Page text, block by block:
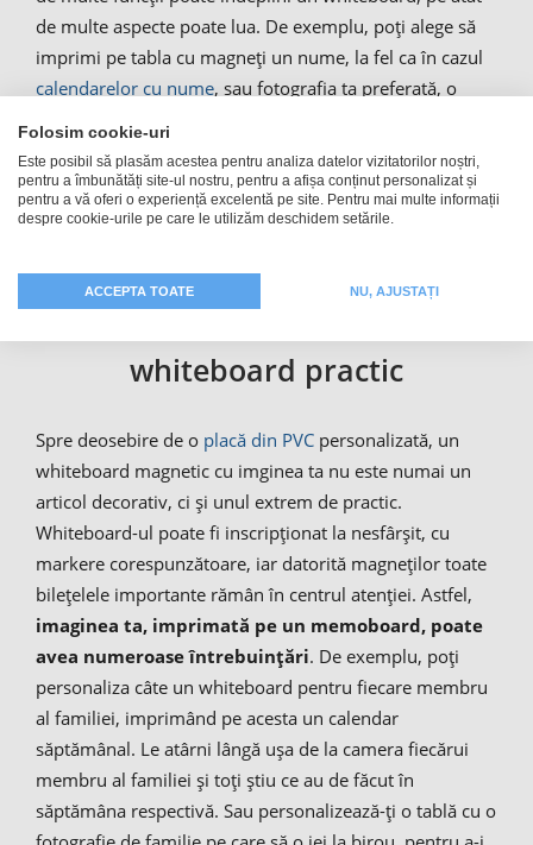
de multe aspecte poate lua. De exemplu, poți alege să
imprimi pe tabla cu magneți un nume, la fel ca în cazul
calendarelor cu nume, sau fotografia ta preferată, o
nevoie de un whiteboard, tabla magnetică personalizată
cu fotografia ta va arăta exact așa cum îți dorești!
Fotografia ta pe o tablă
magnetică: personalizare
whiteboard practic
Spre deosebire de o placă din PVC personalizată, un
whiteboard magnetic cu imginea ta nu este numai un
articol decorativ, ci și unul extrem de practic.
Whiteboard-ul poate fi inscripționat la nesfârșit, cu
markere corespunzătoare, iar datorită magneților toate
bilețelele importante rămân în centrul atenției. Astfel,
imaginea ta, imprimată pe un memoboard, poate
avea numeroase întrebuințări. De exemplu, poți
personaliza câte un whiteboard pentru fiecare membru
al familiei, imprimând pe acesta un calendar
săptămânal. Le atârni lângă ușa de la camera fiecărui
membru al familiei și toți știu ce au de făcut în
săptămâna respectivă. Sau personalizează-ți o tablă cu o
Folosim cookie-uri
Este posibil să plasăm acestea pentru analiza datelor vizitatorilor noștri,
pentru a îmbunătăți site-ul nostru, pentru a afișa conținut personalizat și
pentru a vă oferi o experiență excelentă pe site. Pentru mai multe informații
despre cookie-urile pe care le utilizăm deschidem setările.
ACCEPTA TOATE NU, AJUSTAȚI